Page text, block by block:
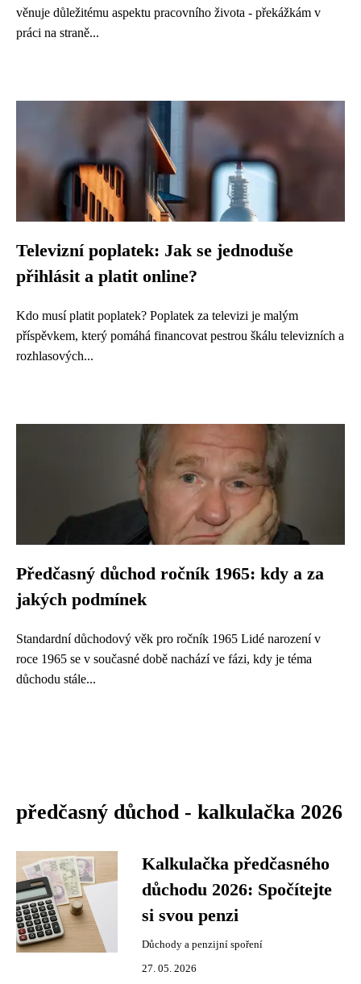
věnuje důležitému aspektu pracovního života - překážkám v
práci na straně...
Televizní poplatek: Jak se jednoduše
přihlásit a platit online?
Kdo musí platit poplatek? Poplatek za televizi je malým
příspěvkem, který pomáhá financovat pestrou škálu televizních a
rozhlasových...
Předčasný důchod ročník 1965: kdy a za
jakých podmínek
Standardní důchodový věk pro ročník 1965 Lidé narození v
roce 1965 se v současné době nachází ve fázi, kdy je téma
důchodu stále...
předčasný důchod - kalkulačka 2026
Kalkulačka předčasného
důchodu 2026: Spočítejte
si svou penzi
Důchody a penzijní spoření
27. 05. 2026